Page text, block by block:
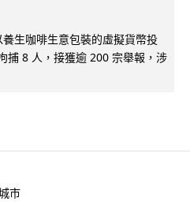
生咖啡生意包裝的虛擬貨幣投
捕 8 人，接獲逾 200 宗舉報，涉
市